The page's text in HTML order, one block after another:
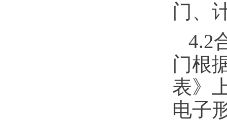
门、
4.2
门根
表》
电子